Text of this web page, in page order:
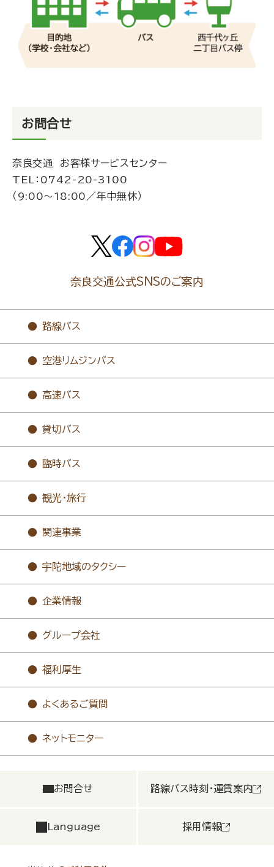
お問合せ
奈良交通 お客様サービスセンター
TEL： 0742-20-3100
（9:00～18:00／年中無休）
奈良交通公式SNSのご案内
路線バス
空港リムジンバス
高速バス
貸切バス
臨時バス
観光・旅行
関連事業
宇陀地域のタクシー
企業情報
グループ会社
福利厚生
よくあるご質問
ネットモニター
お問合せ 路線バス時刻・運賃案内
Language 採用情報